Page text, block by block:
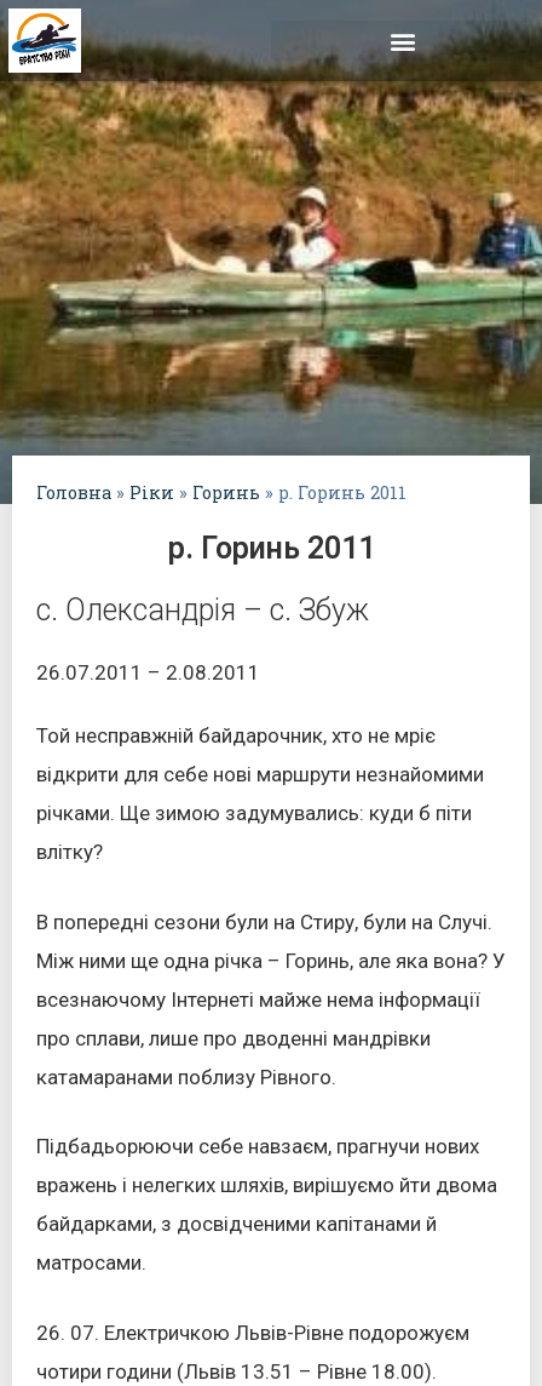
Головна » Ріки » Горинь » р. Горинь 2011
р. Горинь 2011
с. Олександрія – с. Збуж
26.07.2011 – 2.08.2011
Той несправжній байдарочник, хто не мріє
відкрити для себе нові маршрути незнайомими
річками. Ще зимою задумувались: куди б піти
влітку?
В попередні сезони були на Стиру, були на Случі.
Між ними ще одна річка – Горинь, але яка вона? У
всезнаючому Інтернеті майже нема інформації
про сплави, лише про дводенні мандрівки
катамаранами поблизу Рівного.
Підбадьорюючи себе навзаєм, прагнучи нових
вражень і нелегких шляхів, вирішуємо йти двома
байдарками, з досвідченими капітанами й
матросами.
26. 07. Електричкою Львів-Рівне подорожуєм
чотири години (Львів 13.51 – Рівне 18.00).